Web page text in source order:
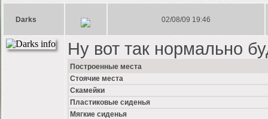
Darks 02/08/09 19:46
Ну вот так нормально
Построенные места
Стоячие места
Скамейки
Пластиковые сиденья
Мягкие сиденья